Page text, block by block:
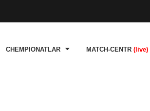
CHEMPIONATLAR MATCH-CENTR (live)